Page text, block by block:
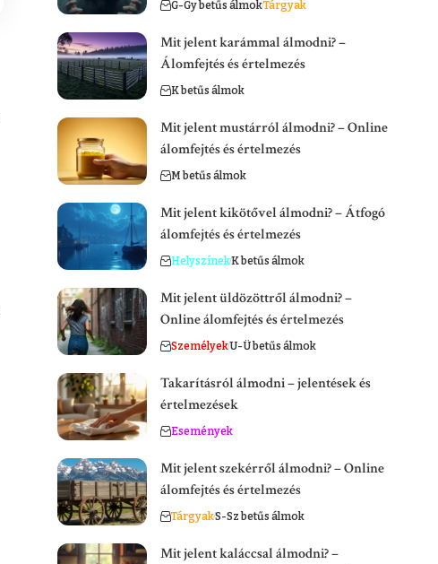
G-Gy betűs álmokTárgyak
Mit jelent karámmal álmodni? –
Álomfejtés és értelmezés
K betűs álmok
Mit jelent mustárról álmodni? – Online
álomfejtés és értelmezés
M betűs álmok
Mit jelent kikötővel álmodni? – Átfogó
álomfejtés és értelmezés
HelyszínekK betűs álmok
Mit jelent üldözöttről álmodni? –
Online álomfejtés és értelmezés
SzemélyekU-Ü betűs álmok
Takarításról álmodni – jelentések és
értelmezések
Események
Mit jelent szekérről álmodni? – Online
álomfejtés és értelmezés
TárgyakS-Sz betűs álmok
Mit jelent kaláccsal álmodni? –